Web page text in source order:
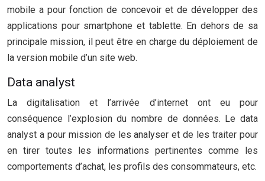
mobile a pour fonction de concevoir et de développer des
applications pour smartphone et tablette. En dehors de sa
principale mission, il peut être en charge du déploiement de
la version mobile d’un site web.
Data analyst
La digitalisation et l’arrivée d’internet ont eu pour
conséquence l’explosion du nombre de données. Le data
analyst a pour mission de les analyser et de les traiter pour
en tirer toutes les informations pertinentes comme les
comportements d’achat, les profils des consommateurs, etc.